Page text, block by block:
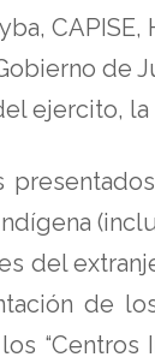
de
ejercito,
del
de
los